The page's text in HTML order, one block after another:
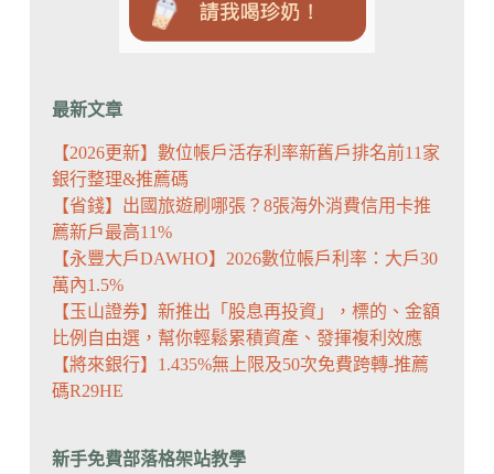
最新文章
【2026更新】數位帳戶活存利率新舊戶排名前11家
銀行整理&推薦碼
【省錢】出國旅遊刷哪張？8張海外消費信用卡推
薦新戶最高11%
【永豐大戶DAWHO】2026數位帳戶利率：大戶30
萬內1.5%
【玉山證券】新推出「股息再投資」，標的、金額
比例自由選，幫你輕鬆累積資產、發揮複利效應
【將來銀行】1.435%無上限及50次免費跨轉-推薦
碼R29HE
新手免費部落格架站教學